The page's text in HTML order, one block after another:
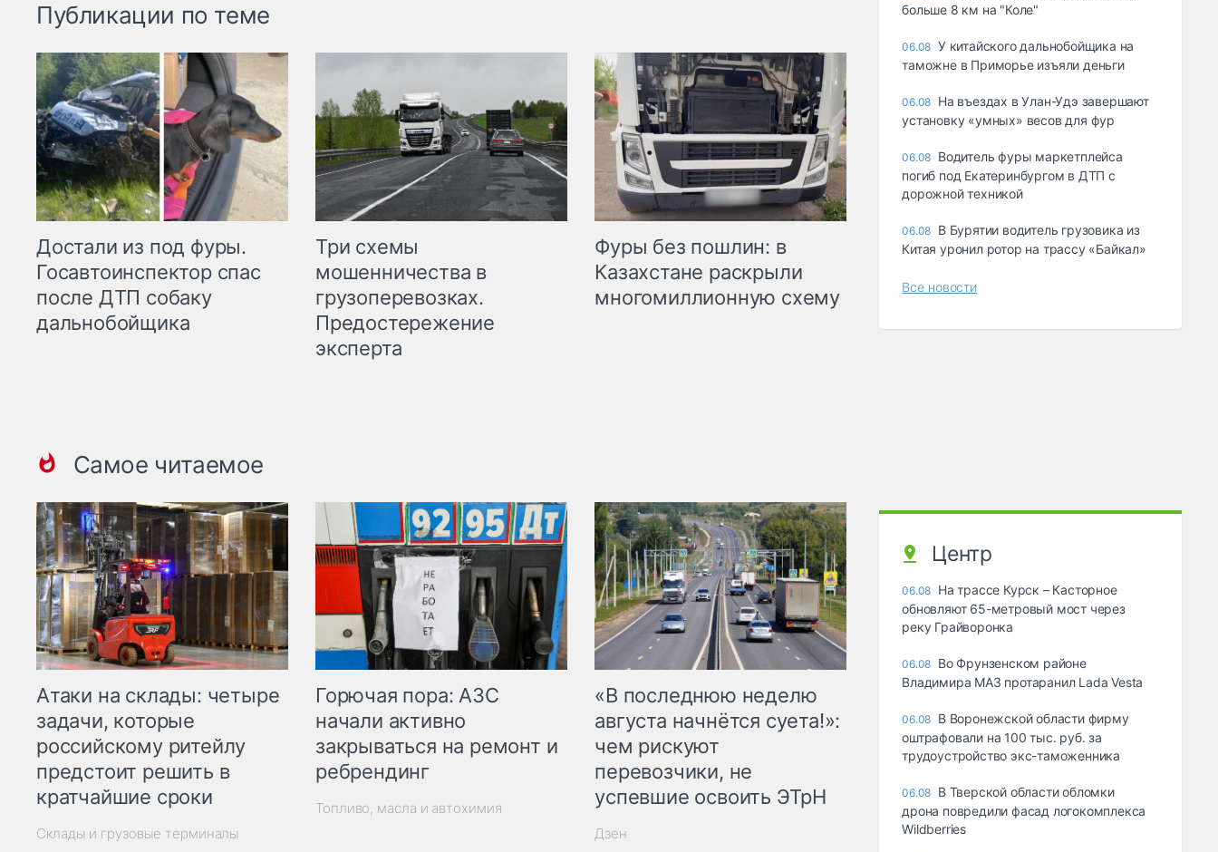
Публикации по теме
Достали из под фуры.
Госавтоинспектор спас
после ДТП собаку
дальнобойщика
Три схемы
мошенничества в
грузоперевозках.
Предостережение
эксперта
Фуры без пошлин: в
Казахстане раскрыли
многомиллионную схему
Самое читаемое
Атаки на склады: четыре
задачи, которые
российскому ритейлу
предстоит решить в
кратчайшие сроки
Склады и грузовые терминалы
Горючая пора: АЗС
начали активно
закрываться на ремонт и
ребрендинг
Топливо, масла и автохимия
«В последнюю неделю
августа начнётся суета!»:
чем рискуют
перевозчики, не
успевшие освоить ЭТрН
Дзен
больше 8 км на "Коле"
06.08 У китайского дальнобойщика на
таможне в Приморье изъяли деньги
06.08 Ha въeздax в Улaн-Удэ зaвepшaют
ycтaнoвкy «yмныx» вecoв для фyp
06.08 Водитель фуры маркетплейса
погиб под Екатеринбургом в ДТП с
дорожной техникой
06.08 В Бурятии водитель грузовика из
Китая уронил ротор на трассу «Байкал»
Все новости
Центр
06.08 На трассе Курск – Касторное
обновляют 65-метровый мост через
реку Грайворонка
06.08 Во Фрунзенском районе
Владимира МАЗ протаранил Lada Vesta
06.08 В Воронежской области фирму
оштрафовали на 100 тыс. руб. за
трудоустройство экс-таможенника
06.08 В Тверской области обломки
дрона повредили фасад логокомплекса
Wildberries